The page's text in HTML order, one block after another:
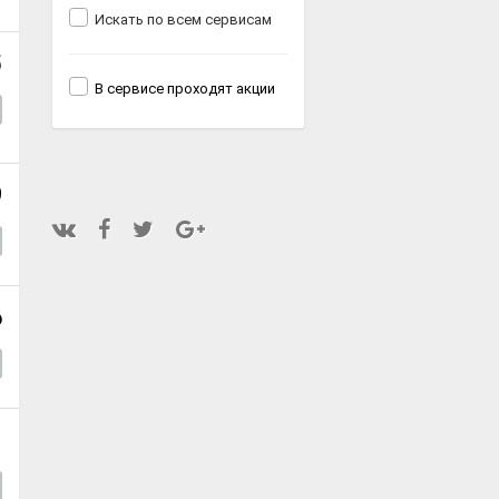
Искать по всем сервисам
В сервисе проходят акции